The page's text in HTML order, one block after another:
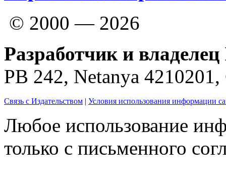
© 2000 — 2026
Разработчик и
PB 242, Netanya
Связь с Издательством | Условия использования информации
Любое использование
только с письменного